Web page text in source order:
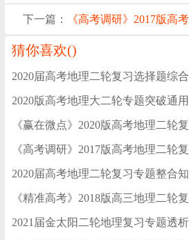
下一篇： 《高考调研》2017版高
猜你喜欢()
2020届高考地理二轮复习选择题综合
2020版高考地理大二轮专题突破通
《赢在微点》2020版高考地理二轮
《高考调研》2017版高考地理二轮
2020届高考地理二轮复习专题整合
《精准高考》2018版高三地理二轮
2021届金太阳二轮地理复习专题透